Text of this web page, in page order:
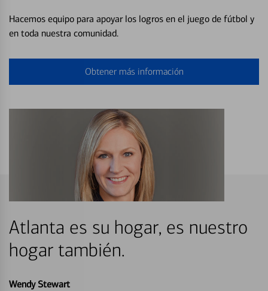
Hacemos equipo para apoyar los logros en el juego de fútbol y
en toda nuestra comunidad.
Obtener más información
Atlanta es su hogar, es nuestro
hogar también.
Wendy Stewart